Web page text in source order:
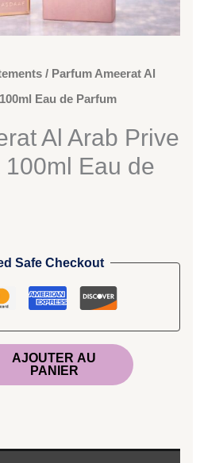
/ Parfum Ameerat Al
Eau de Parfum
Al Arab Prive
Eau de
Safe Checkout
AJOUTER AU
PANIER